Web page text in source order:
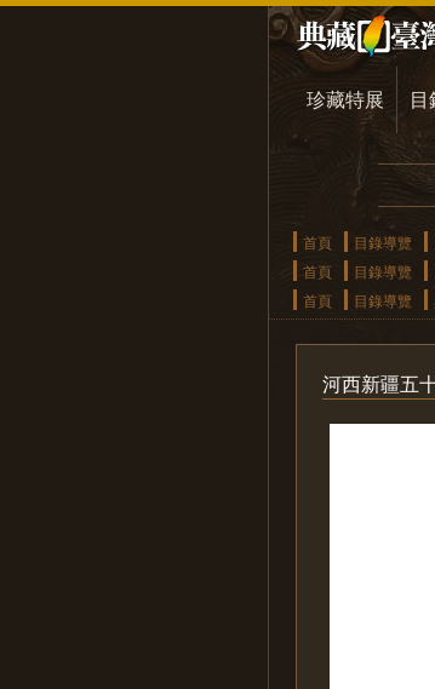
珍藏特展
首頁 目錄導覽
首頁
目錄導覽
首頁
目錄導覽
河西新疆五